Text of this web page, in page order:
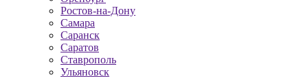
Ростов-на-Дону
Самара
Саранск
Саратов
Ставрополь
Ульяновск